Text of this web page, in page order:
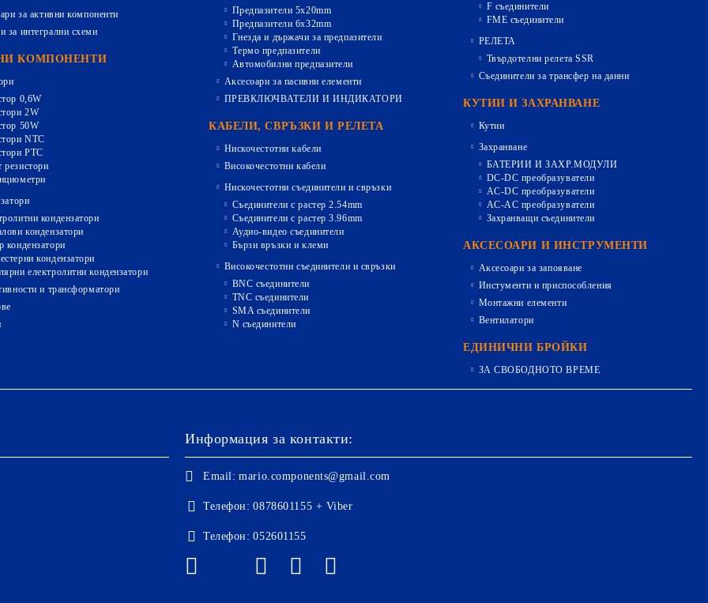
за активни компоненти
за интегрални схеми
КОМПОНЕНТИ
0,6W
2W
50W
NTC
PTC
кондензатори
кондензатори
кондензатори
кондензатори
електролитни кондензатори
и трансформатори
Предпазители 5х20mm
Предпазители 6х32mm
Гнезда и държачи за предпазители
Термо предпазители
Автомобилни предпазители
Аксесоари за пасивни елементи
ПРЕВКЛЮЧВАТЕЛИ И ИНДИКАТОРИ
КАБЕЛИ, СВРЪЗКИ И РЕЛЕТА
Нискочестотни кабели
Високочестотни кабели
Нискочестотни съединители и свръзки
Съединители с растер 2.54mm
Съединители с растер 3.96mm
Аудио-видео съединители
Бързи връзки и клеми
Високочестотни съединители и свръзки
BNC съединители
TNC съединители
SMA съединители
N съединители
F съединители
FME съединители
РЕЛЕТА
Твърдотелни релета SSR
Съединители за трансфер на данни
КУТИИ И ЗАХРАНВАНЕ
Кутии
Захранване
БАТЕРИИ И ЗАХР.МОДУЛИ
DC-DC преобразуватели
AC-DC преобразуватели
AC-AC преобразуватели
Захранващи съединители
АКСЕСОАРИ И ИНСТРУМЕНТИ
Аксесоари за запояване
Инстументи и приспособления
Монтажни елементи
Вентилатори
ЕДИНИЧНИ БРОЙКИ
ЗА СВОБОДНОТО ВРЕМЕ
Информация за контакти:
Email: mario.components@gmail.com
Телефон: 0878601155 + Viber
Телефон: 052601155